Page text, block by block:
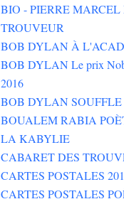
BIO - PIERRE
TROUVEUR
BOB DYLAN À
BOB DYLAN Le prix
2016
BOB DYLAN
BOUALEM RABIA
LA KABYLIE
CABARET DES
CARTES POSTALES
CARTES POSTALES